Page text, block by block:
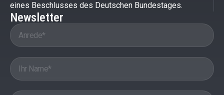
eines Beschlusses des Deutschen Bundestages.
Newsletter